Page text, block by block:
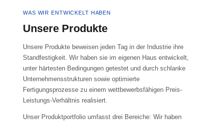
WAS WIR ENTWICKELT HABEN
Unsere Produkte
Unsere Produkte beweisen jeden Tag in der Industrie ihre
Standfestigkeit. Wir haben sie im eigenen Haus entwickelt,
unter härtesten Bedingungen getestet und durch schlanke
Unternehmensstrukturen sowie optimierte
Fertigungsprozesse zu einem wettbewerbsfähigen Preis-
Leistungs-Verhältnis realisiert.
Unser Produktportfolio umfasst drei Bereiche: Wir haben